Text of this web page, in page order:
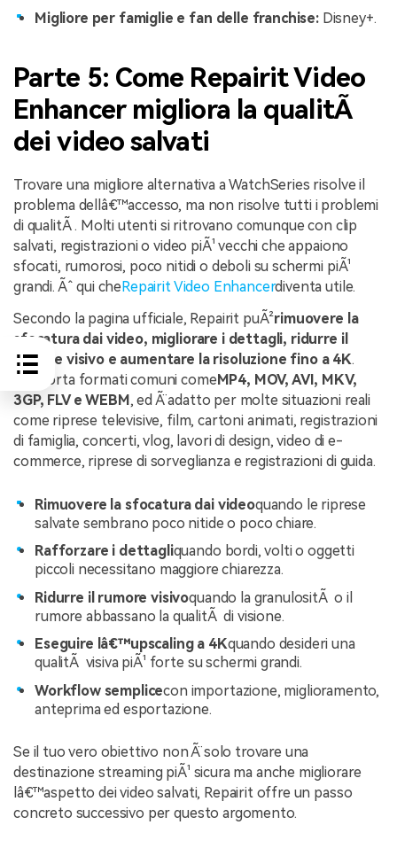
Migliore per famiglie e fan delle franchise:Disney+.
Parte 5: Come Repairit Video
Enhancer migliora la qualitÃ
dei video salvati
Trovare una migliore alternativa a WatchSeries risolve il
problema dellâ€™accesso, ma non risolve tutti i problemi
di qualitÃ . Molti utenti si ritrovano comunque con clip
salvati, registrazioni o video piÃ¹ vecchi che appaiono
sfocati, rumorosi, poco nitidi o deboli su schermi piÃ¹
grandi. Ãˆ qui che Repairit Video Enhancerdiventa utile.
Secondo la pagina ufficiale, Repairit puÃ²rimuovere la
sfocatura dai video, migliorare i dettagli, ridurre il
rumore visivo e aumentare la risoluzione fino a 4K.
Supporta formati comuni comeMP4, MOV, AVI, MKV,
3GP, FLV e WEBM, ed Ã¨ adatto per molte situazioni reali
come riprese televisive, film, cartoni animati, registrazioni
di famiglia, concerti, vlog, lavori di design, video di e-
commerce, riprese di sorveglianza e registrazioni di guida.
Rimuovere la sfocatura dai videoquando le riprese
salvate sembrano poco nitide o poco chiare.
Rafforzare i dettagliquando bordi, volti o oggetti
piccoli necessitano maggiore chiarezza.
Ridurre il rumore visivoquando la granulositÃ o il
rumore abbassano la qualitÃ di visione.
Eseguire lâ€™upscaling a 4Kquando desideri una
qualitÃ visiva piÃ¹ forte su schermi grandi.
Workflow semplicecon importazione, miglioramento,
anteprima ed esportazione.
Se il tuo vero obiettivo non Ã¨ solo trovare una
destinazione streaming piÃ¹ sicura ma anche migliorare
lâ€™aspetto dei video salvati, Repairit offre un passo
concreto successivo per questo argomento.